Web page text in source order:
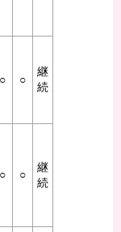
○ ○
継
続
○ ○
継
続